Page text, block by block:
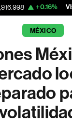
+0.16% Visa 362.50
MÉXICO